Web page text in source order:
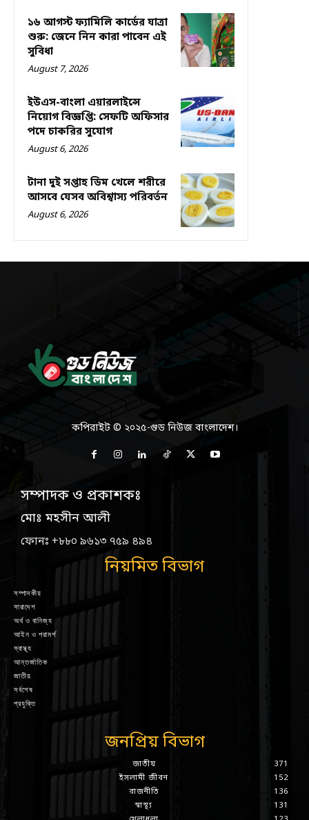
১৬ আগস্ট ফ্যামিলি কার্ডের যাত্রা
শুরু: জেনে নিন কারা পাবেন এই
সুবিধা
August 7, 2026
ইউএস-বাংলা এয়ারলাইন্সে
নিয়োগ বিজ্ঞপ্তি: সেফটি অফিসার
পদে চাকরির সুযোগ
August 6, 2026
টানা দুই সপ্তাহ ডিম খেলে শরীরে
আসবে যেসব অবিশ্বাস্য পরিবর্তন
August 6, 2026
কপিরাইট © ২০২৫-গুড নিউজ বাংলাদেশ।
সম্পাদক ও প্রকাশকঃ
মোঃ মহসীন আলী
ফোনঃ +৮৮০ ৯৬১৩ ৭৫৯ ৪৯৪
নিয়মিত বিভাগ
সম্পাদকীয়
সারাদেশ
অর্থ ও বানিজ্য
আইন ও পরামর্শ
স্বাস্থ্য
আন্তর্জাতিক
জাতীয়
সর্বশেষ
প্রযুক্তি
জনপ্রিয় বিভাগ
জাতীয়
371
ইসলামী জীবন
152
রাজনীতি
136
স্বাস্থ্য
131